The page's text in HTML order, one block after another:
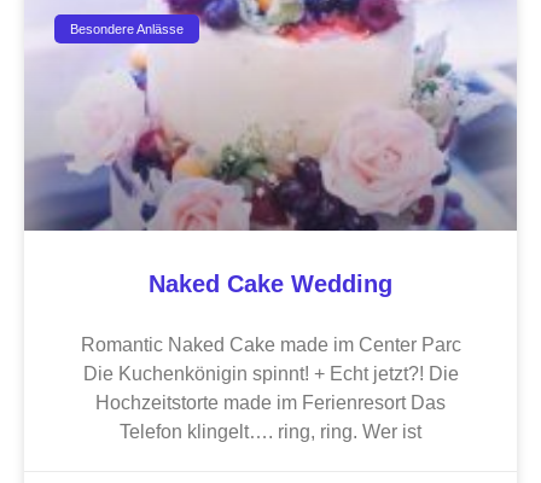
Besondere Anlässe
Naked Cake Wedding
Romantic Naked Cake made im Center Parc
Die Kuchenkönigin spinnt! + Echt jetzt?! Die
Hochzeitstorte made im Ferienresort Das
Telefon klingelt…. ring, ring. Wer ist